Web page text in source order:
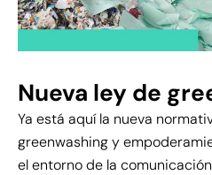
Nueva ley de
Ya está aquí la nueva
greenwashing y
el entorno de la comunicación